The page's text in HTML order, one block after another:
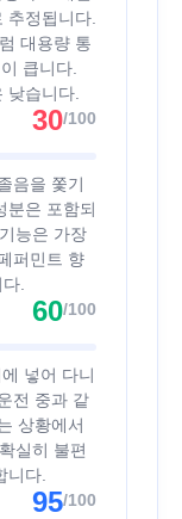
추정됩니다.
대용량 통
큽니다.
낮습니다.
30/100
음을 쫓기
분은 포함되
능은 가장
퍼민트 향
.
60/100
넣어 다니
전 중과 같
상황에서
실히 불편
니다.
95/100